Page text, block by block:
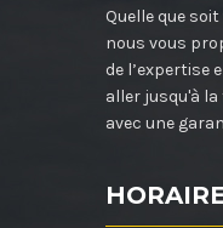
Quelle que
nous vous
de l’expertise
aller jusqu'à
avec une